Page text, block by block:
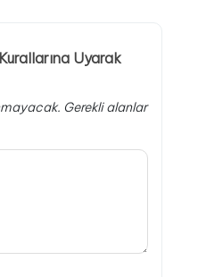
Uyarak
Gerekli alanlar